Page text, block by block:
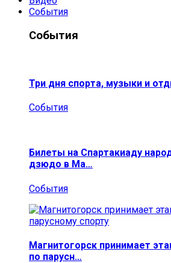
События
События
Три дня спорта, музыки и
События
Билеты на Спартакиаду
дзюдо в Ма…
События
Магнитогорск принимает
по парусн…